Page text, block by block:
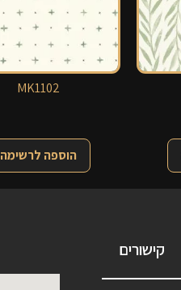
MK1102
הוספה לרשימה
קישורים